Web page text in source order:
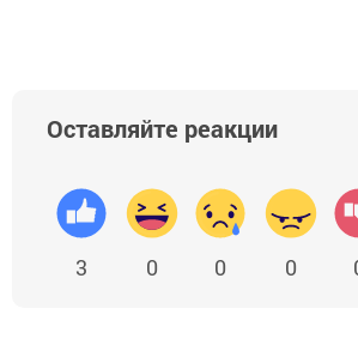
Оставляйте реакции
3 0 0 0